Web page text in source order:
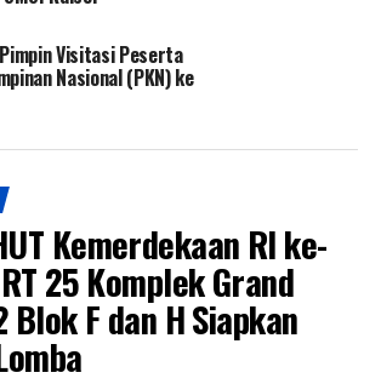
Visitasi Peserta
Nasional (PKN) ke
Kemerdekaan RI ke-
25 Komplek Grand
Blok F dan H Siapkan